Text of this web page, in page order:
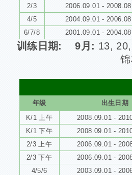
2/3
2006.09.01 -
4/5
2004.09.01 -
6/7/8
2001.09.01 -
训练日期: 9月 : 13,
年级 出生日期
K/1 上午
2008.09.01 -
K/1 下午
2008.09.01 -
2/3 上午
2006.09.01 -
2/3 下午
2006.09.01 -
4/5/6
2003.09.01 -